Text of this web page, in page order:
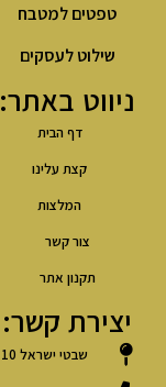
טפטים למטבח
שילוט לעסקים
ניווט באתר:
דף הבית
קצת עלינו
המלצות
צור קשר
תקנון אתר
יצירת קשר:
שבטי ישראל 10